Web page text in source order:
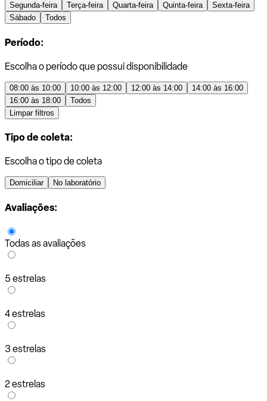
Segunda-feira Terça-feira Quarta-feira Quinta-feira
Sexta-feira
Sábado
Todos
Período:
Escolha o período que possui disponibilidade
08:00 às 10:00 10:00 às 12:00 12:00 às 14:00
14:00 às 16:00
16:00 às 18:00
Todos
Limpar filtros
Tipo de coleta:
Escolha o tipo de coleta
Domiciliar No laboratório
Avaliações:
Todas as avaliações
5 estrelas
4 estrelas
3 estrelas
2 estrelas